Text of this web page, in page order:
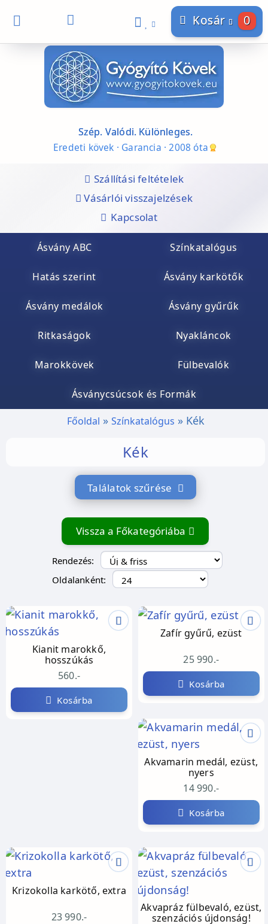
Kosár 0
Szép. Valódi. Különleges.
Eredeti kövek · Garancia · 2008 óta
Szállítási feltételek
Vásárlói visszajelzések
Kapcsolat
Ásvány ABC Színkatalógus
Hatás szerint Ásvány karkötők
Ásvány medálok Ásvány gyűrűk
Ritkaságok Nyakláncok
Marokkövek Fülbevalók
Ásványcsúcsok és Formák
Főoldal Színkatalógus Kék
Kék
Találatok szűrése
Vissza a Főkategóriába
Rendezés:
Oldalanként:
Kianit marokkő,
hosszúkás
560.-
Kosárba
Zafír gyűrű, ezüst
25 990.-
Kosárba
Akvamarin medál, ezüst,
nyers
14 990.-
Kosárba
Krizokolla karkötő, extra
23 990.-
Akvapráz fülbevaló, ezüst,
szenzációs újdonság!